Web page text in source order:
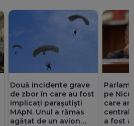
Două incidente grave
de zbor în care au fost
implicați parașutiști
MApN. Unul a rămas
agățat de un avion
pe
care
a fost